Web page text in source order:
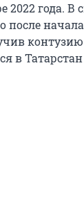
2022 года. В
после
Татарстан